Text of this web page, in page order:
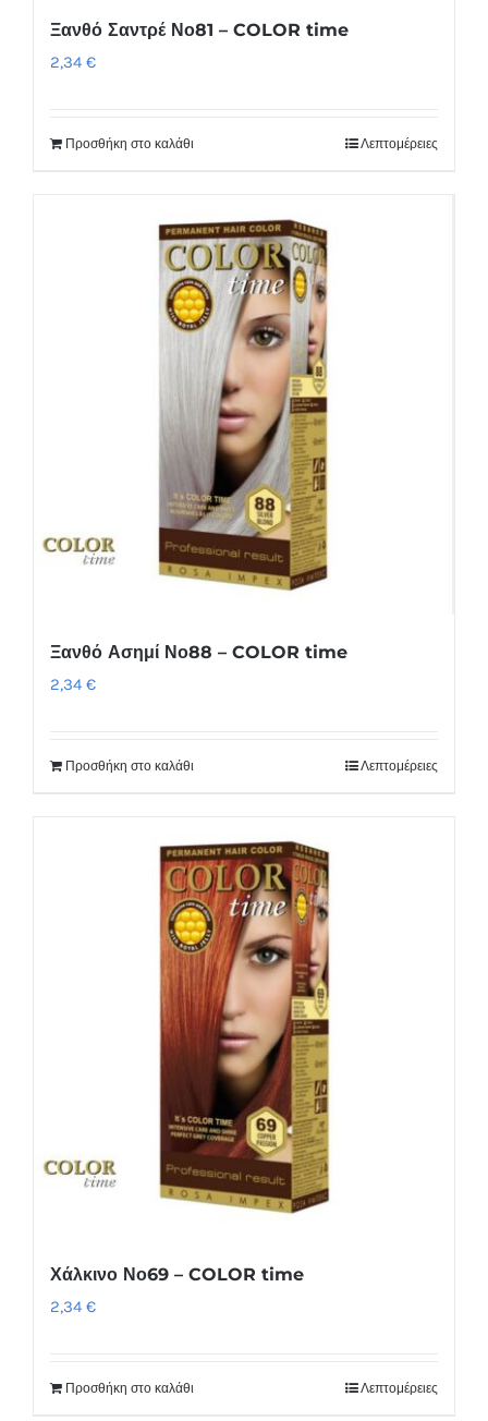
Ξανθό Σαντρέ Νο81 – COLOR time
2,34 €
Προσθήκη στο καλάθι Λεπτομέρειες
Ξανθό Ασημί Νο88 – COLOR time
2,34 €
Προσθήκη στο καλάθι Λεπτομέρειες
Χάλκινο Νο69 – COLOR time
2,34 €
Προσθήκη στο καλάθι Λεπτομέρειες